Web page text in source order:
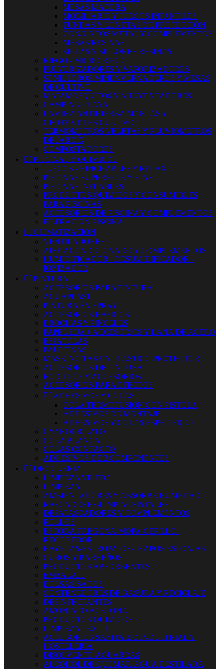
MESAS MADERA
MOBILIARIO Y JUEGOS INFANTILES
FUNDAS Y LONETAS DE PROTECCIÓN
CONJUNTOS METAL Y COMPLEMENTOS
MESAS RESINAS
SILLAS Y SILLONES RESINAS
RIEGO - MICRO RIEGO
PULVERIZADORES Y VAPORIZADORES
SEMILLEROS MINIINVERNADEROS Y MESAS
DE CULTIVO
MATAMOSQUITOS Y AHUYENTADORES
CAMPING-PLAYA
LÁMINA ANTIHIERBA MANTAS Y
GEOTÉXTILES CULTIVO
TERMOMETROS VELETAS Y PLUVIÓMETROS
DE JARDÍN
COMPOSTADORES
 PISCINAS Y QUIMICOS
JUEGOS - HINCHABLES Y RELAX
PISCINAS SUPERFICIE Y SPAS
PISCINAS INFLABLES
PRODUCTOS QUIMICOS Y CONSUMIBLES
PARA PISCINAS
ACCESORIOS DE PISCINA Y COMPLEMENTOS
FILTRACION PISCINA
 CLIMATIZACION
VENTILADORES
AIRE ACONDICIONADO Y COMPLEMENTOS
HUMIDIFICADOR - DESUMIDIFICADOR -
IONIZADOR
 PINTURA
ACCESORIOS PARA PINTURA
AGUAPLAST
PINTURA EN SPRAY
ACCESORIOS BASICOS
BROCHAS Y PINCELES
PAPEL LIJA + ACCESORIOS Y LANA DE ACERO
ESPATULAS
PALETINAS
MASKING TAKE Y PLASTICO PROTECTOR
ACCESORIOS DE PINTURA
RODILLOS Y ACCESORIOS
ACCESORIOS PARA EFECTOS
 ADHESIVOS Y COLAS
COLA TERMOFUSION CON PISTOLA
ADHESIVOS DE MONTAJE
ADHESIVOS Y COLAS ESPECIFICOS
CYANOCRILATO
COLA BLANCA
COLAS CONTACTO
ADHESIVOS DE 2 COMPONENTES
 DROGUERIA
LIMPIEZA VILEDA
LIMPIEZA
AMBIENTADORES Y ABSORBE HUMEDAD
RASCADORES-LIMPIACRISTALES
DESATASCADORES Y COMPLEMENTOS
ROLLOS
ESCOBA-FREGONA-MOPA-CEPILLO-
RECOGEDOR
BAYETAS-ESTROPAJOS-TRAPOS-ESPONJAS
CUBOS Y BARREÑOS
PRODUCTOS ABSORBENTES
EMBALAJE
BOLSAS-SACOS
CONTENEDORES DE BASURA Y RECICLAJE
DESINFECTANTES
AMONIACO ACETONA
PRODUCTOS QUIMICOS
LIMPIEZA TEXTIL
ACCESORIOS SANITARIO INDUSTRIAL Y
HOSTELERIA
DISOLVENTE-AGUARRAS
ALCOHOL DE QUEMAR-AGUA DESTILADA